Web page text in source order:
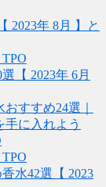
2023年 8月 】と
【 2023年 6月
すすめ24選｜
に入れよう
水42選【 2023